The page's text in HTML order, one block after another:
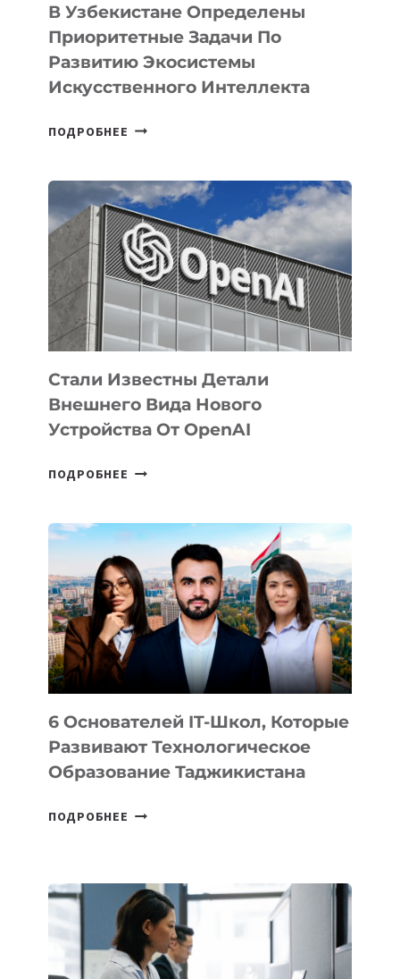
В Узбекистане Определены
Приоритетные Задачи По
Развитию Экосистемы
Искусственного Интеллекта
ПОДРОБНЕЕ В
ПРИОРИТЕТНЫЕ
ЗАДАЧИ
ПО
РАЗВИТИЮ
ЭКОСИСТЕМЫ
ИСКУССТВЕННОГО
ИНТЕЛЛЕКТА
Стали Известны Детали
Внешнего Вида Нового
Устройства От OpenAI
ПОДРОБНЕЕ СТАЛИ
ВНЕШНЕГО
ВИДА
НОВОГО
УСТРОЙСТВА
ОТ
OPENAI
6 Основателей IT-Школ, Которые
Развивают Технологическое
Образование Таджикистана
ПОДРОБНЕЕ
КОТОРЫЕ
РАЗВИВАЮТ
ТЕХНОЛОГИЧЕСКОЕ
ОБРАЗОВАНИЕ